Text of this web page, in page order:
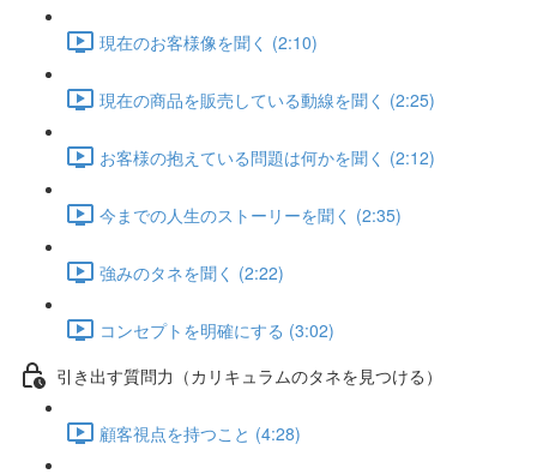
現在のお客様像を聞く (2:10)
現在の商品を販売している動線を聞く (2:25)
お客様の抱えている問題は何かを聞く (2:12)
今までの人生のストーリーを聞く (2:35)
強みのタネを聞く (2:22)
コンセプトを明確にする (3:02)
引き出す質問力（カリキュラムのタネを見つける）
顧客視点を持つこと (4:28)